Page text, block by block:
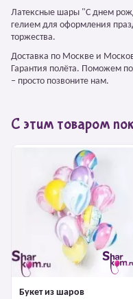
Латексные шары "С днем
гелием для оформления
торжества.
Доставка по Москве и
Гарантия полёта. Поможем
– просто позвоните нам.
С этим товаром
Букет из шаров